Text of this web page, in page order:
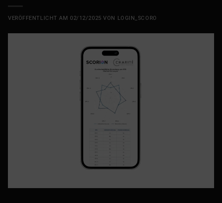
VERÖFFENTLICHT AM 02/12/2025 VON LOGIN_SCORO